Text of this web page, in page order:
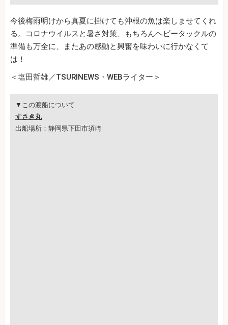
今後梅雨明けから真夏に掛けても沖根の魚は楽しませてくれ
る。コロナウイルスと暑さ対策、もちろんヘビータックルの
準備も万全に、またあの感動と興奮を味わいに行かなくて
は！
＜塩田哲雄／TSURINEWS・WEBライター＞
▼この渡船について
すさき丸
出船場所：静岡県下田市須崎